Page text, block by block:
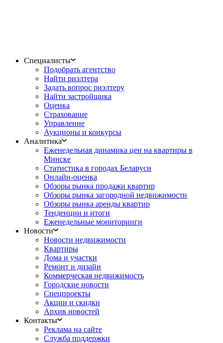
Специалисты
Подобрать агентство
Найти риэлтера
Задать вопрос риэлтеру
Найти застройщика
Оценка
Страхование
Управление
Аукционы и конкурсы
Аналитика
Еженедельная динамика цен на квартиры в
Минске
Статистика в городах Беларуси
Онлайн-оценка
Обзоры рынка продажи квартир
Обзоры рынка загородной недвижимости
Обзоры рынка аренды квартир
Тенденции и итоги
Еженедельные мониторинги
Новости
Новости недвижимости
Квартиры
Дома и участки
Ремонт и дизайн
Коммерческая недвижимость
Городские новости
Спецпроекты
Акции и скидки
Архив новостей
Контакты
Реклама на сайте
Служба поддержки